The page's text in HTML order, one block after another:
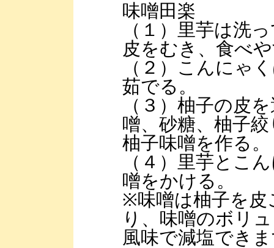
味噌田楽
（１）里芋は洗
皮をむき、食べ
（２）こんにゃ
茹でる。
（３）柚子の皮
噌、砂糖、柚子
柚子味噌を作る。
（４）里芋とこ
噌をかける。
※味噌は柚子を皮
り、味噌のボリ
風味で減塩でき